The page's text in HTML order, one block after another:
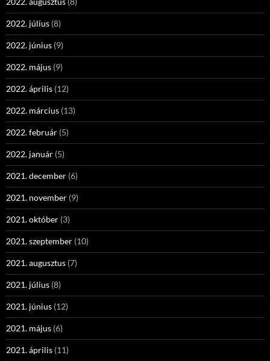
2022. július (8)
2022. június (9)
2022. május (9)
2022. április (12)
2022. március (13)
2022. február (5)
2022. január (5)
2021. december (6)
2021. november (9)
2021. október (3)
2021. szeptember (10)
2021. augusztus (7)
2021. július (8)
2021. június (12)
2021. május (6)
2021. április (11)